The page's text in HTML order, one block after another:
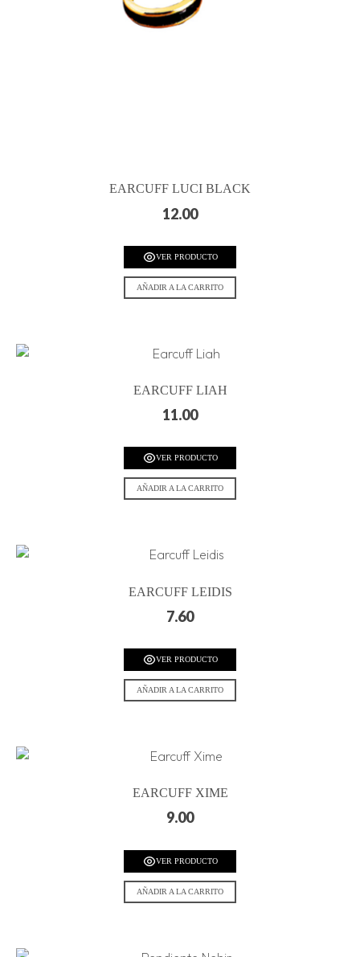
EARCUFF LUCI BLACK
12.00
VER PRODUCTO
AÑADIR A LA CARRITO
EARCUFF LIAH
11.00
VER PRODUCTO
AÑADIR A LA CARRITO
EARCUFF LEIDIS
7.60
VER PRODUCTO
AÑADIR A LA CARRITO
EARCUFF XIME
9.00
VER PRODUCTO
AÑADIR A LA CARRITO